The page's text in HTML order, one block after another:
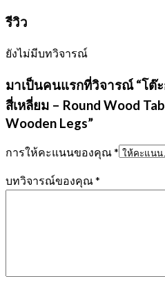
รีวิว
ยังไม่มีบทวิจารณ์
มาเป็นคนแรกที่วิจารณ์ “โต๊
สี่เหลี่ยม – Round Wood
Wooden Legs”
การให้คะแนนของคุณ*
บทวิจารณ์ของคุณ*